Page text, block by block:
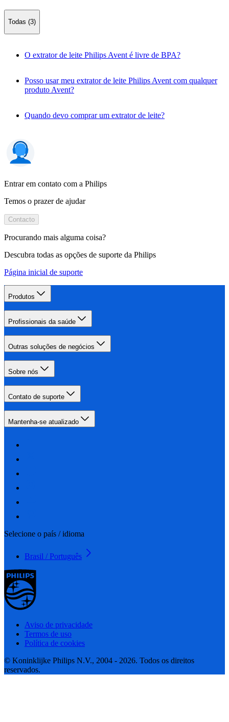
Todas (3)
O extrator de leite Philips Avent é livre de BPA?
Posso usar meu extrator de leite Philips Avent com qualquer
produto Avent?
Quando devo comprar um extrator de leite?
Entrar em contato com a Philips
Temos o prazer de ajudar
Contacto
Procurando mais alguma coisa?
Descubra todas as opções de suporte da Philips
Página inicial de suporte
Produtos
Profissionais da saúde
Outras soluções de negócios
Sobre nós
Contato de suporte
Mantenha-se atualizado
Selecione o país / idioma
Brasil / Português
Aviso de privacidade
Termos de uso
Política de cookies
© Koninklijke Philips N.V., 2004 - 2026. Todos os direitos
reservados.